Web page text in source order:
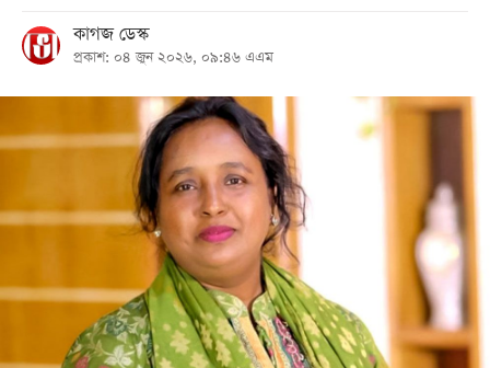
জাতীয়
রাজনীতি
আন্তর্জাতিক
খেলা
স্টাইল
কাগজ ডেস্ক
প্রকাশ: ০৪ জুন ২০২৬, ০৯:৪৬ এএম